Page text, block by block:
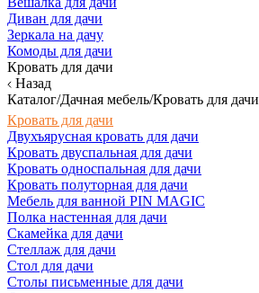
Диван для дачи
Зеркала на дачу
Комоды для дачи
Кровать для дачи
Назад
Каталог/Дачная мебель/Кровать для дачи
Кровать для дачи
Двухъярусная кровать для дачи
Кровать двуспальная для дачи
Кровать односпальная для дачи
Кровать полуторная для дачи
Мебель для ванной PIN MAGIC
Полка настенная для дачи
Скамейка для дачи
Стеллаж для дачи
Стол для дачи
Столы письменные для дачи